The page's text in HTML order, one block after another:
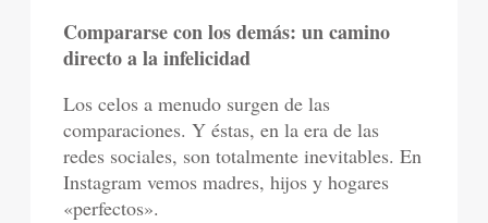
Compararse con los demás: un camino
directo a la infelicidad
Los celos a menudo surgen de las
comparaciones. Y éstas, en la era de las
redes sociales, son totalmente inevitables. En
Instagram vemos madres, hijos y hogares
«perfectos».